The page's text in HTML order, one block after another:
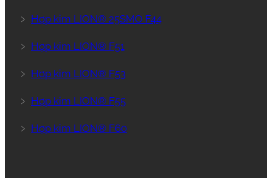
﹥ Hợp kim LION® 25SMO F44
﹥ Hợp kim LION® F51
﹥ Hợp kim LION® F53
﹥ Hợp kim LION® F55
﹥ Hợp kim LION® F60